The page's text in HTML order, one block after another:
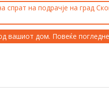
спрат на подрачје на град
вашиот дом. Повеќе